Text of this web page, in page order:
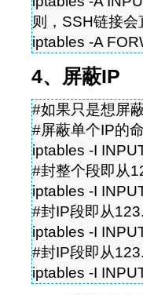
则，SSH链接会
iptables -A
4、屏蔽IP
#如果只是想屏
#屏蔽单个IP的
iptables -I
#封整个段即从
iptables -I
#封IP段即从
iptables -I
#封IP段即从
iptables -I